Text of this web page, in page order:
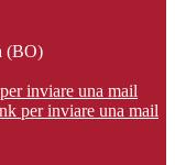
(BO)
inviare una mail
per inviare una mail